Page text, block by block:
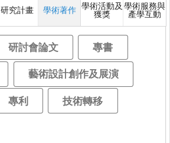
研究計畫 學術著作 學術活動及
獲獎
學術服務與
產學互動
研討會論文 專書
藝術設計創作及展演
專利 技術轉移